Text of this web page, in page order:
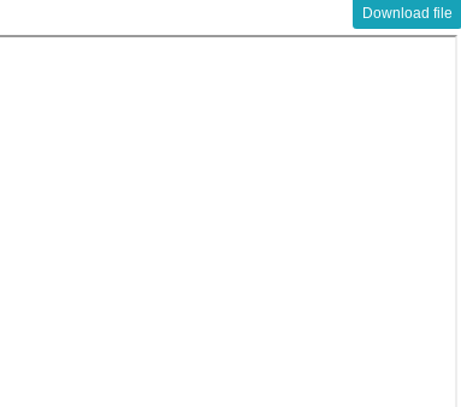
Download file